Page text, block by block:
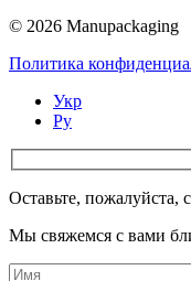
© 2026 Manupackaging
Политика
Укр
Ру
Оставьте, пожалуйста,
Мы свяжемся с вами